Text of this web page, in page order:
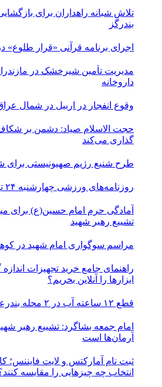
تلاش شبانه راهداران برای
بندرگز
اجرای برنامه قرآنی «قرار طلوع»
داروخانه
وقوع انفجار در اربیل در شمال
حجت الاسلام صیاد: دشمن بر
گذاری می‌کند
طرح شنیع رژیم صهیونیستی برای
روزنامه‌های ورزشی چهارشنبه ۲۴ تیر ۱۴۰۵
آمادگی حرم امام حسین(ع) برای
تشییع رهبر شهید
مراسم سوگواری امام شهید در
راهنمای جامع خرید تجهیزات
ابزارها را آنلاین بخریم؟
قطع ۱۲ ساعته آب در ۲ محله بندرعباس
امام جمعه بشاگرد: تشییع رهبر
آرمان‌ها است
ثبت نام آمارکتس و لایت فایننس؛
انتخاب چه چیزهایی را مقایسه